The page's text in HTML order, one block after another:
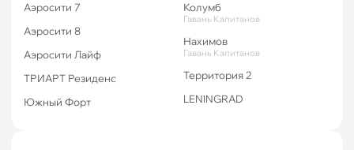
Аэросити 7
Аэросити 8
Аэросити Лайф
ТРИАРТ Резиденс
Южный Форт
Колумб
Гавань Капитанов
Нахимов
Гавань Капитанов
Территория 2
LENINGRAD